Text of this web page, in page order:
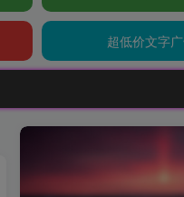
超低价文字